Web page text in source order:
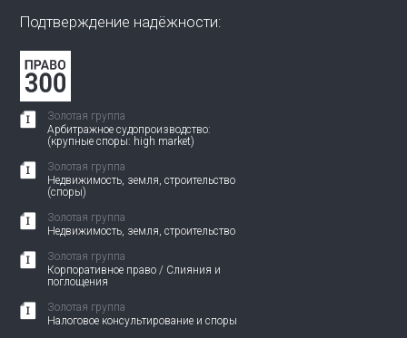
Подтверждение надёжности:
Золотая группа
Арбитражное судопроизводство:
(крупные споры: high market)
Золотая группа
Недвижимость, земля, строительство
(споры)
Золотая группа
Недвижимость, земля, строительство
Золотая группа
Корпоративное право / Слияния и
поглощения
Золотая группа
Налоговое консультирование и споры